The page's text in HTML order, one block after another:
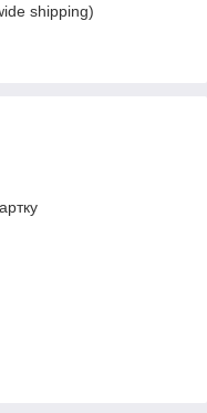
shipping)